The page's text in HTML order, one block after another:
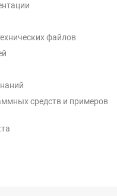
файлов
средств и примеров